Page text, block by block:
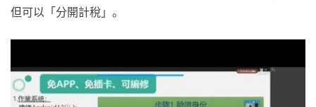
但可以「分開計稅」。